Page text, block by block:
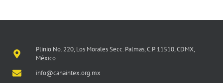
Plinio No. 220, Los Morales Secc. Palmas, C.P. 11510, CDMX,
México
info@canaintex.org.mx